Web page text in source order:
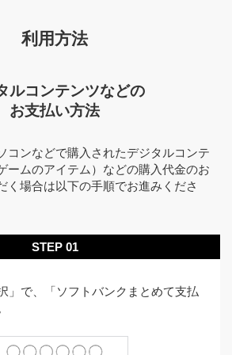
利用方法
ルコンテンツなどの
お支払い方法
コンなどで購入されたデジタルコンテ
ームのアイテム）などの購入代金のお
く場合は以下の手順でお進みくださ
STEP 01
」で、「ソフトバンクまとめて支払